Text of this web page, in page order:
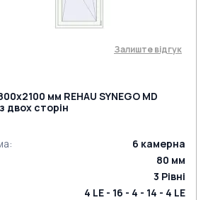
Залиште відгук
мм REHAU SYNEGO MD
двох сторін
: 6 камерна
80 мм
3 Рівні
4 LE - 16 - 4 - 14 - 4 LE